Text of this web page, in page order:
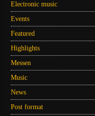
Electronic music
Events
Featured
Highlights
Messen
Music
News
Post format